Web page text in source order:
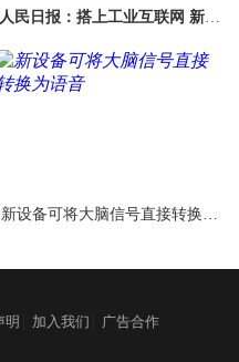
人民日报：搭上工业互联网 新动
新设备可将大脑信号直接转换为
明 加入我们 广告合作